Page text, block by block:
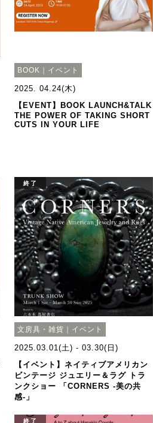
BOOK｜イベント
2025. 04.24(木)
【EVENT】BOOK LAUNCH&TALK
THE POWER OF TAKING SHORT
CUTS IN YOUR LIFE
終了
文房具・雑貨｜イベント
2025.03.01(土) - 03.30(日)
【イベント】ネイティブアメリカン
ビンテージ ジュエリー＆ラグ トラ
ンクショー 「CORNERS -美の共
感-」
終了